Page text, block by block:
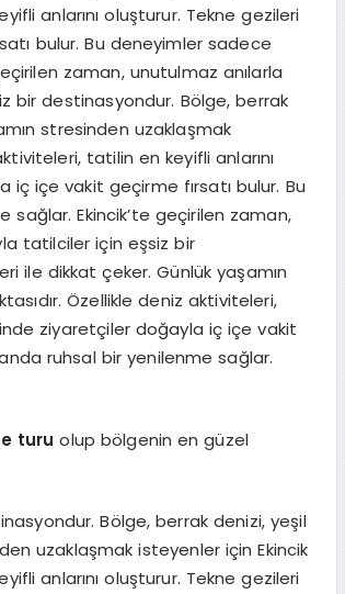
anlarını oluşturur. Tekne gezileri
bulur. Bu deneyimler sadece
zaman, unutulmaz anılarla
bir destinasyondur. Bölge, berrak
stresinden uzaklaşmak
tatilin en keyifli anlarını
iç içe vakit geçirme fırsatı bulur. Bu
Ekincik’te geçirilen zaman,
tatilciler için eşsiz bir
ile dikkat çeker. Günlük yaşamın
Özellikle deniz aktiviteleri,
ziyaretçiler doğayla iç içe vakit
ruhsal bir yenilenme sağlar.
turu olup bölgenin en güzel
Bölge, berrak denizi, yeşil
uzaklaşmak isteyenler için Ekincik
anlarını oluşturur. Tekne gezileri